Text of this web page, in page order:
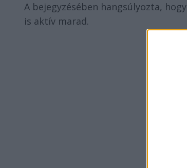
A bejegyzésében hangsúlyozta, hogy
is aktív marad.